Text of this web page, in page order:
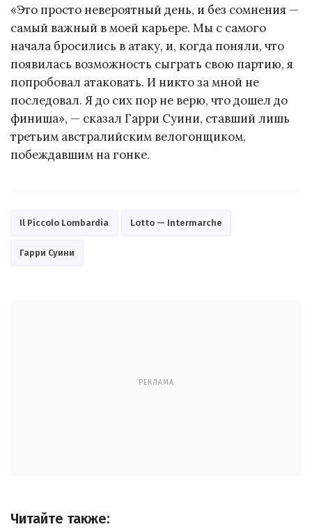
«Это просто невероятный день, и без сомнения —
самый важный в моей карьере. Мы с самого
начала бросились в атаку, и, когда поняли, что
появилась возможность сыграть свою партию, я
попробовал атаковать. И никто за мной не
последовал. Я до сих пор не верю, что дошел до
финиша», — сказал Гарри Суини, ставший лишь
третьим австралийским велогонщиком,
побеждавшим на гонке.
Il Piccolo Lombardia Lotto — Intermarche
Гарри Суини
РЕКЛАМА
Читайте также: